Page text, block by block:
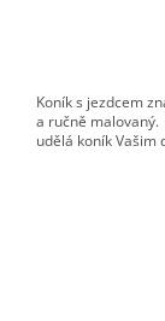
Koník s jezdcem
a ručně
udělá koník Vašim